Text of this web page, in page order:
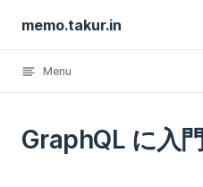
Skip to content
memo.takur.in
Menu
GraphQL に入